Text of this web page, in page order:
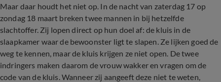
Maar daar houdt het niet op. In de nacht van zaterdag 17 op
zondag 18 maart breken twee mannen in bij hetzelfde
slachtoffer. Zij lopen direct op hun doel af: de kluis in de
slaapkamer waar de bewoonster ligt te slapen. Ze lijken goed de
weg te kennen, maar de kluis krijgen ze niet open. De twee
indringers maken daarom de vrouw wakker en vragen om de
code van de kluis. Wanneer zij aangeeft deze niet te weten,